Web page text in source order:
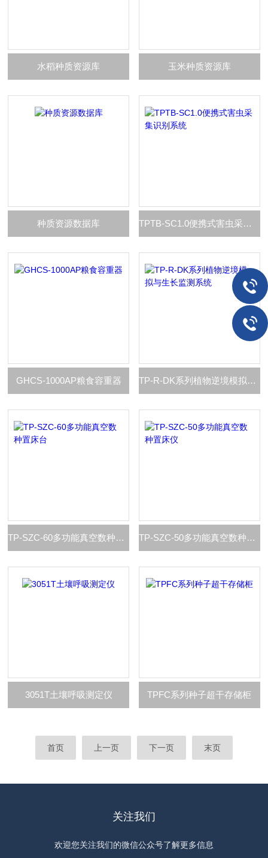
水稻种质资源库 玉米种质资源库
种质资源数据库 TPTB-SC1.0便携式害虫采集识别系统
GHCS-1000AP粮食容重器 TP-R-DK系列植物逆境模拟与生长监测系统
TP-SZC-60多功能真空数种置床台 TP-SZC-50多功能真空数种置床仪
3051T土壤呼吸测定仪 TPFC系列种子超干存储柜
首页 上一页 下一页 末页
关注我们
欢迎您关注我们的微信公众号了解更多信息